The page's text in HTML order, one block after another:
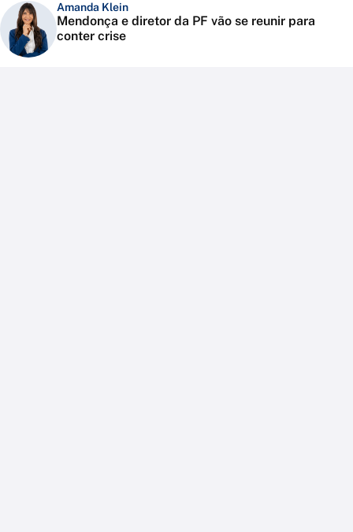
Amanda Klein
Mendonça e diretor da PF vão se reunir para
conter crise